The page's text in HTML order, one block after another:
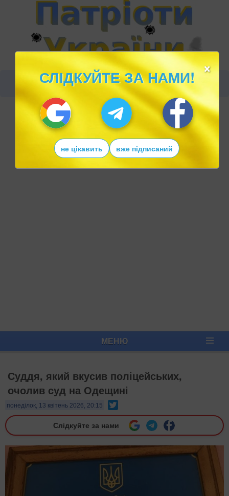
МЕНЮ
Суддя, який вкусив поліцейських,
очолив суд на Одещині
понеділок, 13 квітень 2026, 20:15
Слідкуйте за нами
×
СЛІДКУЙТЕ ЗА НАМИ!
не цікавить вже підписаний